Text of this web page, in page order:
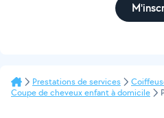
Prestations de services
Coupe de cheveux enfant à domicile